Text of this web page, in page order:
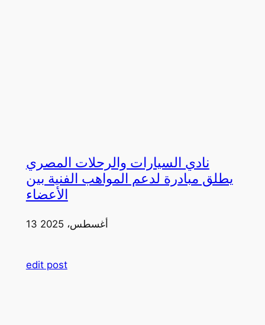
نادي السيارات والرحلات المصري
يطلق مبادرة لدعم المواهب الفنية بين
الأعضاء
13 أغسطس، 2025
edit post